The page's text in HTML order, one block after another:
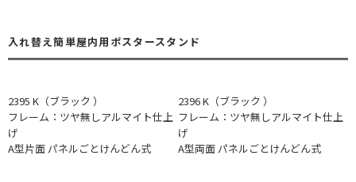
入れ替え簡単屋内用ポスタースタンド
2395 K（ブラック ）
フレーム：ツヤ無しアルマイト仕上
げ
A型片面 パネルごとけんどん式
2396 K（ブラック ）
フレーム：ツヤ無しアルマイト仕上
げ
A型両面 パネルごとけんどん式